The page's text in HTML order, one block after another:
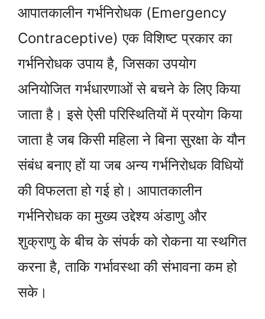
आपातकालीन गर्भनिरोधक (Emergency
Contraceptive) एक विशिष्ट प्रकार का
गर्भनिरोधक उपाय है, जिसका उपयोग
अनियोजित गर्भधारणाओं से बचने के लिए किया
जाता है। इसे ऐसी परिस्थितियों में प्रयोग किया
जाता है जब किसी महिला ने बिना सुरक्षा के यौन
संबंध बनाए हों या जब अन्य गर्भनिरोधक विधियों
की विफलता हो गई हो। आपातकालीन
गर्भनिरोधक का मुख्य उद्देश्य अंडाणु और
शुक्राणु के बीच के संपर्क को रोकना या स्थगित
करना है, ताकि गर्भावस्था की संभावना कम हो
सके।